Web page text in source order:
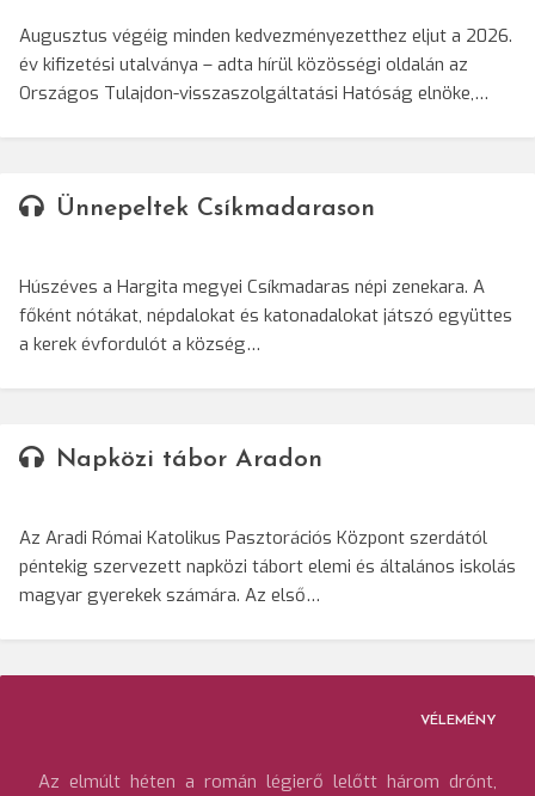
Augusztus végéig minden kedvezményezetthez eljut a 2026.
év kifizetési utalványa – adta hírül közösségi oldalán az
Országos Tulajdon-visszaszolgáltatási Hatóság elnöke,…
Ünnepeltek Csíkmadarason
Húszéves a Hargita megyei Csíkmadaras népi zenekara. A
főként nótákat, népdalokat és katonadalokat játszó együttes
a kerek évfordulót a község…
Napközi tábor Aradon
Az Aradi Római Katolikus Pasztorációs Központ szerdától
péntekig szervezett napközi tábort elemi és általános iskolás
magyar gyerekek számára. Az első…
VÉLEMÉNY
Az elmúlt héten a román légierő lelőtt három drónt,